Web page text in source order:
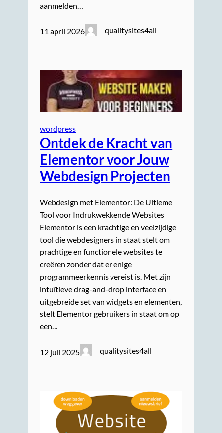
aanmelden…
11 april 2026 qualitysites4all
wordpress
Ontdek de Kracht van
Elementor voor Jouw
Webdesign Projecten
Webdesign met Elementor: De Ultieme
Tool voor Indrukwekkende Websites
Elementor is een krachtige en veelzijdige
tool die webdesigners in staat stelt om
prachtige en functionele websites te
creëren zonder dat er enige
programmeerkennis vereist is. Met zijn
intuïtieve drag-and-drop interface en
uitgebreide set van widgets en elementen,
stelt Elementor gebruikers in staat om op
een…
12 juli 2025 qualitysites4all